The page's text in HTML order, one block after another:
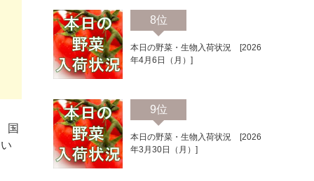
国
8位
本日の野菜・生物入荷状況 [2026
年4月6日（月）]
9位
本日の野菜・生物入荷状況 [2026
年3月30日（月）]